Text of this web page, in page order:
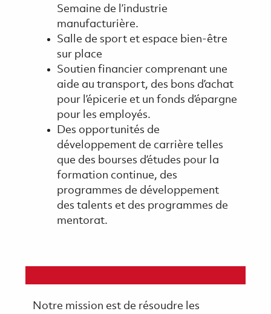
Semaine de l’industrie
manufacturière.
Salle de sport et espace bien-être
sur place
Soutien financier comprenant une
aide au transport, des bons d’achat
pour l’épicerie et un fonds d’épargne
pour les employés.
Des opportunités de
développement de carrière telles
que des bourses d’études pour la
formation continue, des
programmes de développement
des talents et des programmes de
mentorat.
Notre mission est de résoudre les